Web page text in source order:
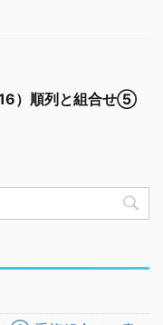
16）順列と組合せ⑤